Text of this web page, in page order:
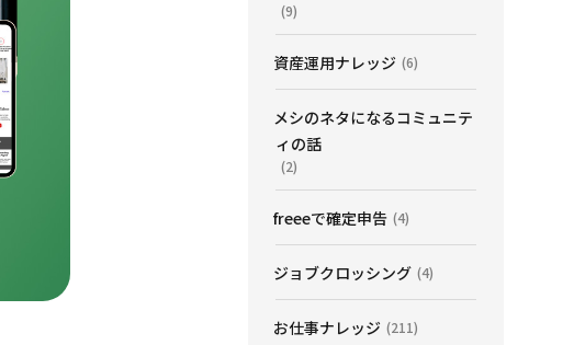
(9)
資産運用ナレッジ (6)
メシのネタになるコミュニテ
ィの話
(2)
freeeで確定申告 (4)
ジョブクロッシング (4)
お仕事ナレッジ (211)